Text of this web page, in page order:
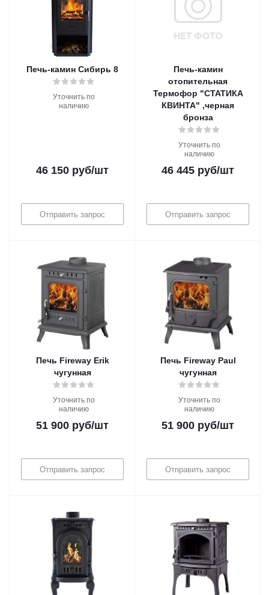
Печь-камин Сибирь 8
Уточнить по
наличию
46 150 руб/шт
Отправить запрос
Печь-камин
отопительная
Термофор "СТАТИКА
КВИНТА" ,черная
бронза
Уточнить по
наличию
46 445 руб/шт
Отправить запрос
Печь Fireway Erik
чугунная
Уточнить по
наличию
51 900 руб/шт
Отправить запрос
Печь Fireway Paul
чугунная
Уточнить по
наличию
51 900 руб/шт
Отправить запрос